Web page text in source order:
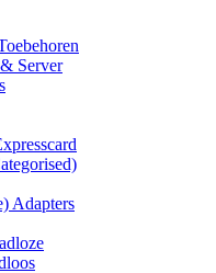
Server
Adapters